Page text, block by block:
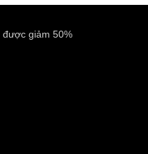
được giảm 50%